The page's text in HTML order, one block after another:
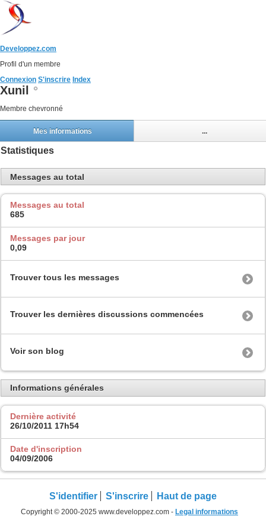
Developpez.com
Profil d'un membre
Connexion S'inscrire Index
Xunil
Membre chevronné
Mes informations ...
Statistiques
Messages au total
Messages au total
685
Messages par jour
0,09
Trouver tous les messages
Trouver les dernières discussions commencées
Voir son blog
Informations générales
Dernière activité
26/10/2011 17h54
Date d'inscription
04/09/2006
S'identifier S'inscrire Haut de page
Copyright © 2000-2025 www.developpez.com - Legal informations